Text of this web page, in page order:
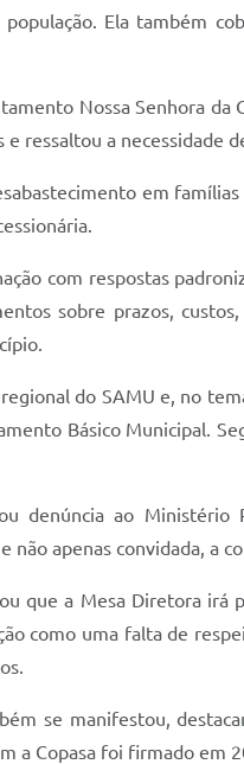
Ela também
Nossa Senhora
ressaltou a necessidade
em
com respostas
sobre prazos,
do SAMU e, no
Básico Municipal.
denúncia ao Ministério
apenas convidada, a
que a Mesa Diretora irá
como uma falta de
se manifestou,
a Copasa foi firmado em